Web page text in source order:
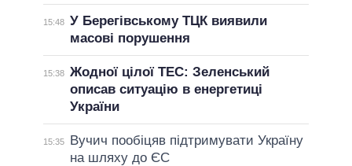
15:48 У Берегівському ТЦК виявили
масові порушення
15:38 Жодної цілої ТЕС: Зеленський
описав ситуацію в енергетиці
України
15:35
Вучич пообіцяв підтримувати Україну
на шляху до ЄС